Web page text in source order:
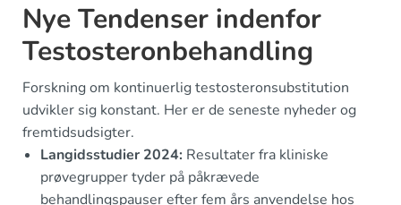
Nye Tendenser indenfor
Testosteronbehandling
Forskning om kontinuerlig testosteronsubstitution
udvikler sig konstant. Her er de seneste nyheder og
fremtidsudsigter.
Langidsstudier 2024: Resultater fra kliniske
prøvegrupper tyder på påkrævede
behandlingspauser efter fem års anvendelse hos